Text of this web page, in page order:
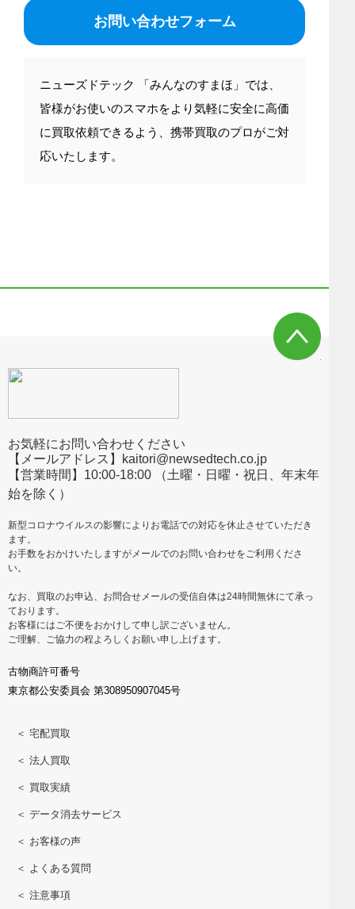
お問い合わせフォーム
ニューズドテック 「みんなのすまほ」では、
皆様がお使いのスマホをより気軽に安全に高価
に買取依頼できるよう、携帯買取のプロがご対
応いたします。
お気軽にお問い合わせください
【メールアドレス】kaitori@newsedtech.co.jp
【営業時間】10:00-18:00 （土曜・日曜・祝日、年末年
始を除く）
新型コロナウイルスの影響によりお電話での対応を休止させていただき
ます。
お手数をおかけいたしますがメールでのお問い合わせをご利用くださ
い。
なお、買取のお申込、お問合せメールの受信自体は24時間無休にて承っ
ております。
お客様にはご不便をおかけして申し訳ございません。
ご理解、ご協力の程よろしくお願い申し上げます。
古物商許可番号
東京都公安委員会 第308950907045号
＜ 宅配買取
＜ 法人買取
＜ 買取実績
＜ データ消去サービス
＜ お客様の声
＜ よくある質問
＜ 注意事項